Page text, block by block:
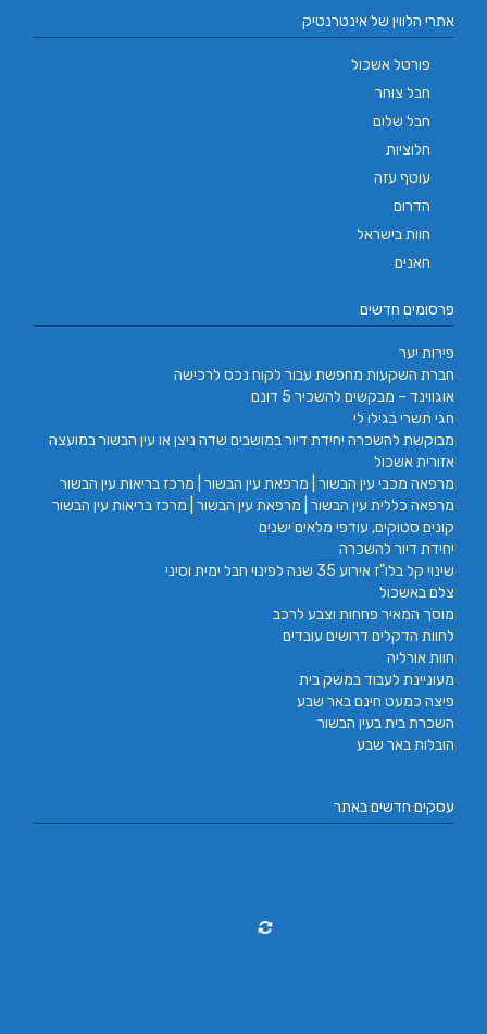
אתרי הלווין של אינטרנטיק
פורטל אשכול
חבל צוחר
חבל שלום
חלוציות
עוטף עזה
הדרום
חוות בישראל
חאנים
פרסומים חדשים
פירות יער
חברת השקעות מחפשת עבור לקוח נכס לרכישה
אוגווינד – מבקשים להשכיר 5 דונם
חגי תשרי בגילו לי
מבוקשת להשכרה יחידת דיור במושבים שדה ניצן או עין הבשור במועצה
אזורית אשכול
מרפאה מכבי עין הבשור | מרפאת עין הבשור | מרכז בריאות עין הבשור
מרפאה כללית עין הבשור | מרפאת עין הבשור | מרכז בריאות עין הבשור
קונים סטוקים, עודפי מלאים ישנים
יחידת דיור להשכרה
שינוי קל בלו"ז אירוע 35 שנה לפינוי חבל ימית וסיני
צלם באשכול
מוסך המאיר פחחות וצבע לרכב
לחוות הדקלים דרושים עובדים
חוות אורליה
מעוניינת לעבוד במשק בית
פיצה כמעט חינם באר שבע
השכרת בית בעין הבשור
הובלות באר שבע
עסקים חדשים באתר